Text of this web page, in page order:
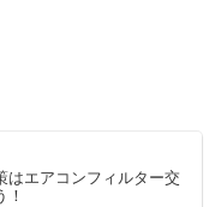
はエアコンフィルター交
！